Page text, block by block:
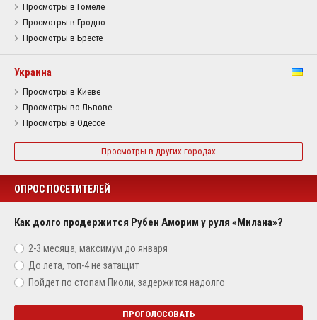
Просмотры в Гомеле
Просмотры в Гродно
Просмотры в Бресте
Украина
Просмотры в Киеве
Просмотры во Львове
Просмотры в Одессе
Просмотры в других городах
ОПРОС ПОСЕТИТЕЛЕЙ
Как долго продержится Рубен Аморим у руля «Милана»?
2-3 месяца, максимум до января
До лета, топ-4 не затащит
Пойдет по стопам Пиоли, задержится надолго
ПРОГОЛОСОВАТЬ